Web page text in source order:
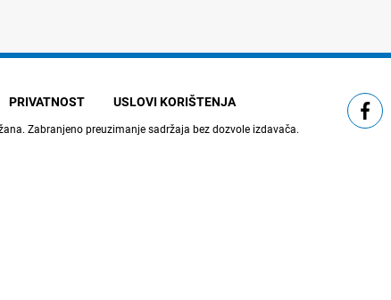
PRIVATNOST USLOVI KORIŠTENJA
Zabranjeno preuzimanje sadržaja bez dozvole izdavača.